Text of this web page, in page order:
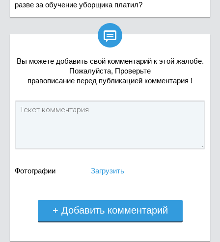
разве за обучение уборщика платил?

Вы можете добавить свой комментарий к этой жалобе.
Пожалуйста, Проверьте
правописание перед публикацией комментария !
Фотографии Загрузить
+ Добавить комментарий